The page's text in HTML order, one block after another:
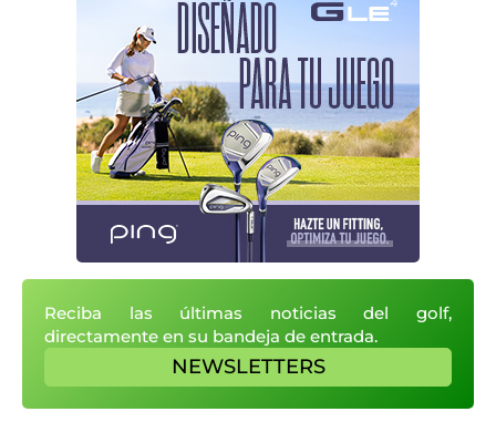
Reciba las últimas noticias del golf,
directamente en su bandeja de entrada.
NEWSLETTERS